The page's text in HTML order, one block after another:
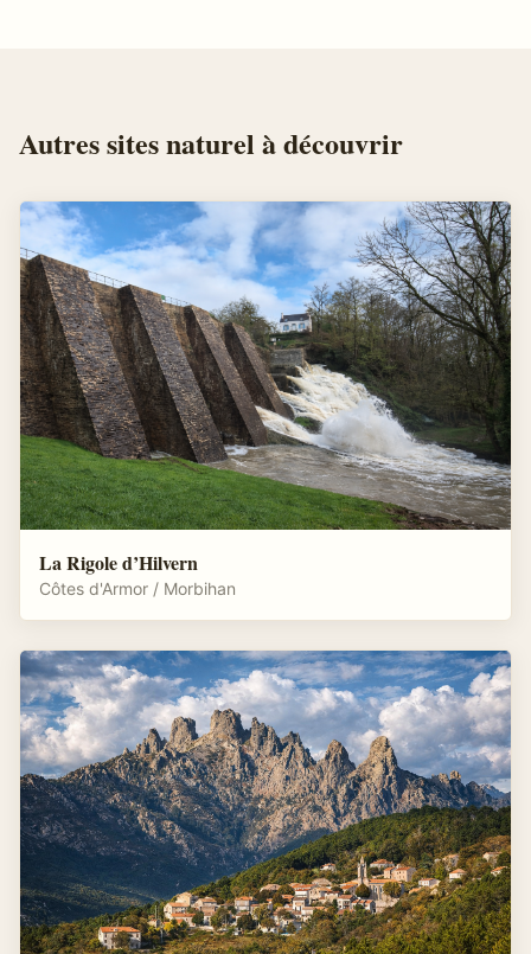
Autressites naturel à découvrir
La Rigole d’Hilvern
Côtes d'Armor / Morbihan